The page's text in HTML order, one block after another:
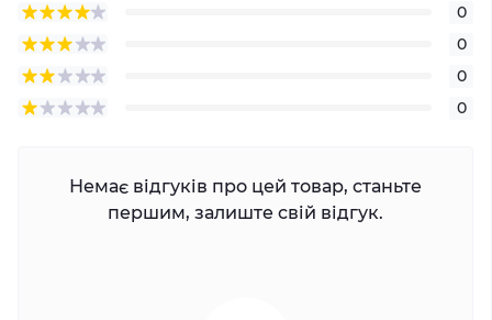
0
0
0
0
Немає відгуків про цей товар, станьте
першим, залиште свій відгук.